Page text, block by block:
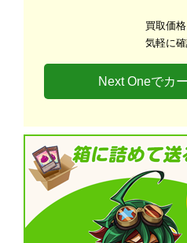
買取価
気軽に確
Next Oneでカ